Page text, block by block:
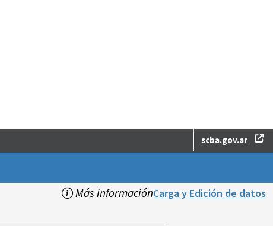
scba.gov.ar
Más informaciónCarga y Edición de datos